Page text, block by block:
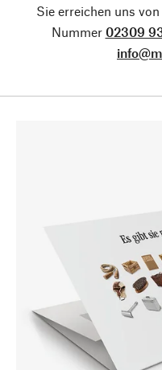
Sie erreichen uns
Nummer 02309